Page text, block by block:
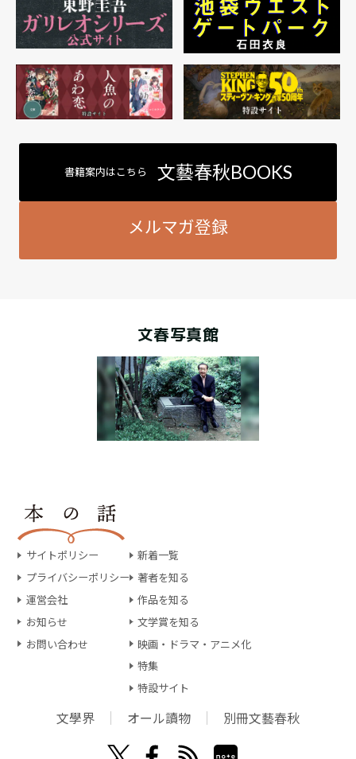
書籍案内はこちら 文藝春秋BOOKS
メルマガ登録
文春写真館
サイトポリシー
プライバシーポリシー
運営会社
お知らせ
お問い合わせ
新着一覧
著者を知る
作品を知る
文学賞を知る
映画・ドラマ・アニメ化
特集
特設サイト
文學界 オール讀物 別冊文藝春秋